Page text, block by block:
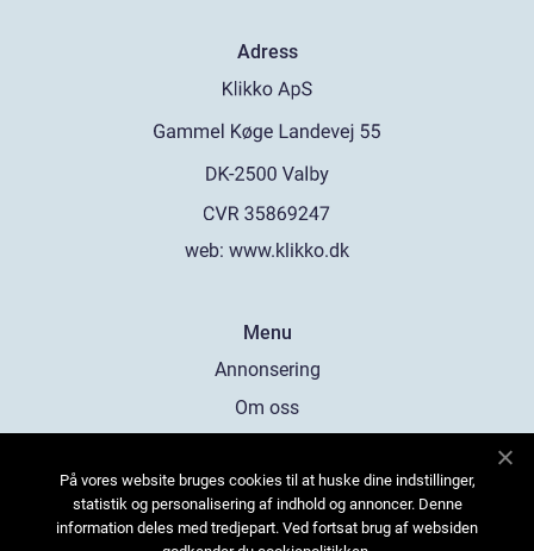
Adress
web: www.klikko.dk
Menu
Annonsering
Om oss
Kontakta oss
Sitemap
På vores website bruges cookies til at huske dine indstillinger,
statistik og personalisering af indhold og annoncer. Denne
information deles med tredjepart. Ved fortsat brug af websiden